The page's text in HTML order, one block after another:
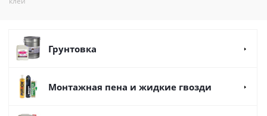
Грунтовка
Монтажная пена и жидкие гвозди